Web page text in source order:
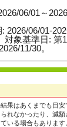
06/01～
2026/06/01-
対象基準日: 第
11/30。
果はあくまでも目安
れなかったり、減額
いる場合もありま